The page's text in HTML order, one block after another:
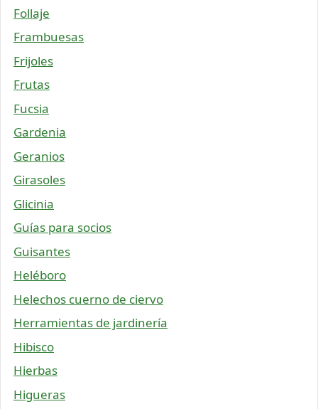
Follaje
Frambuesas
Frijoles
Frutas
Fucsia
Gardenia
Geranios
Girasoles
Glicinia
Guías para socios
Guisantes
Heléboro
Helechos cuerno de ciervo
Herramientas de jardinería
Hibisco
Hierbas
Higueras